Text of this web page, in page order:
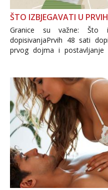
ŠTO IZBJEGAVATI U
Granice su važne: Što
dopisivanjaPrvih 48 sati
prvog dojma i postavljanje
Važno je izbjeći prebrzo
informacija, jer
povjerenje. Takođe...